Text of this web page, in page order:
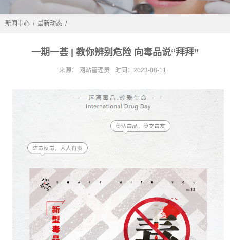
新闻中心 / 最新动态 /
一期一荟 | 教你辨别危险 向毒品说“拜拜”
来源： 网站管理员 时间：2023-08-11